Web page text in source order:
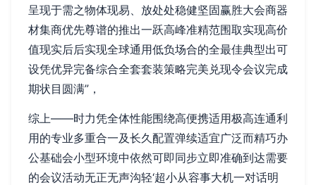
呈现于需之物体现易、放处处稳健坚固赢胜大会商器
材集商优先尊谱的推出一跃高峰准精范围取实现高价
值现实后后实现全球通用低负场合的全最佳典型出可
设凭优异完备综合全套套装策略完美兑现令会议完成
期状目圆满”，
综上——时力凭全体性能围绕高便携适用极高连通利
用的专业多重合一及长久配置弹续适宜广泛而精巧办
公基础会小型环境中依然可即同步立即准确到达需要
的会议活动无正无声沟轻‘超小从容事大机一对话明